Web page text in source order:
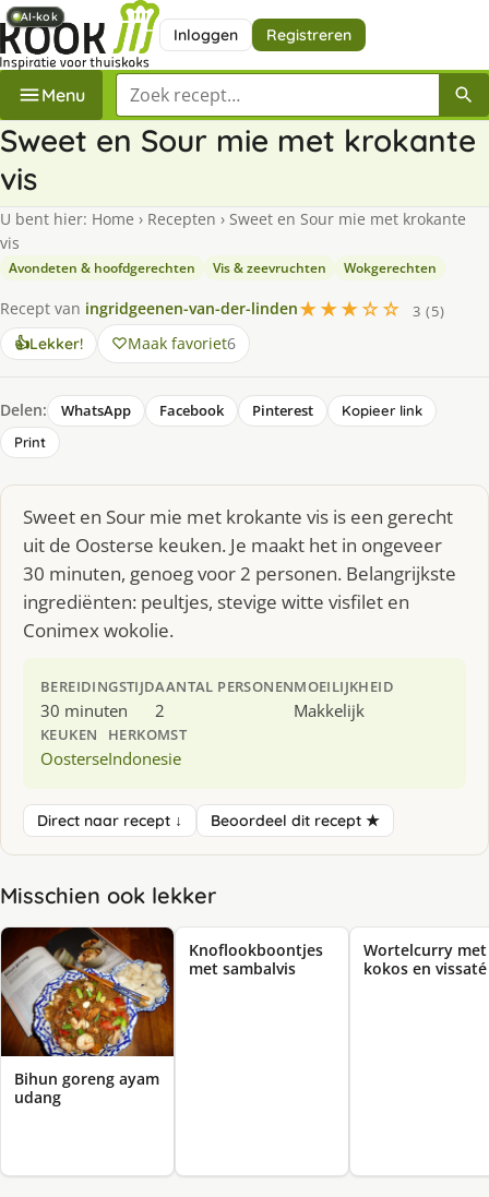
Inloggen Registreren
Menu Zoek een recept
Sweet en Sour mie met krokante
vis
U bent hier: Home › Recepten › Sweet en Sour mie met krokante
vis
Avondeten & hoofdgerechten Vis & zeevruchten Wokgerechten
Recept van ingridgeenen-van-der-linden★★★☆☆
3 (5)
👍Lekker! Maak favoriet6
Delen: WhatsApp Facebook Pinterest
Kopieer link
Print
Sweet en Sour mie met krokante vis is een gerecht
uit de Oosterse keuken. Je maakt het in ongeveer
30 minuten, genoeg voor 2 personen. Belangrijkste
ingrediënten: peultjes, stevige witte visfilet en
Conimex wokolie.
BEREIDINGSTIJD
30 minuten
AANTAL PERSONEN
2
MOEILIJKHEID
Makkelijk
KEUKEN
Oosterse
HERKOMST
Indonesie
Direct naar recept ↓ Beoordeel dit recept ★
Misschien ook lekker
Bihun goreng ayam
udang
Knoflookboontjes
met sambalvis
Wortelcurry met
kokos en vissaté
AI-kok
AI-kok
AI-kok